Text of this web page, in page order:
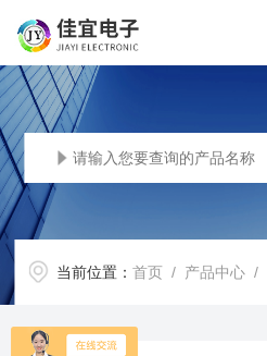
当前位置：首页 / 产品中心 /